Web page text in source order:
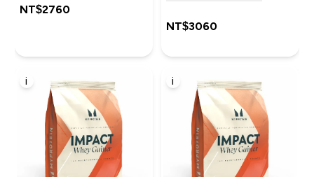
NT$2760‎
NT$3060‎
i i